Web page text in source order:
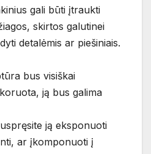
gali būti įtraukti
skirtos galutinei
detalėmis ar piešiniais.
bus visiškai
ją bus galima
ją eksponuoti
ar įkomponuoti į